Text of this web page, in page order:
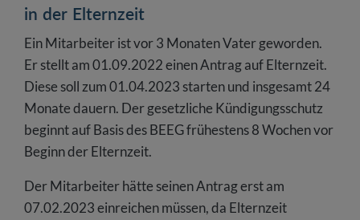
in der Elternzeit
Ein Mitarbeiter ist vor 3 Monaten Vater geworden.
Er stellt am 01.09.2022 einen Antrag auf Elternzeit.
Diese soll zum 01.04.2023 starten und insgesamt 24
Monate dauern. Der gesetzliche Kündigungsschutz
beginnt auf Basis des BEEG frühestens 8 Wochen vor
Beginn der Elternzeit.
Der Mitarbeiter hätte seinen Antrag erst am
07.02.2023 einreichen müssen, da Elternzeit